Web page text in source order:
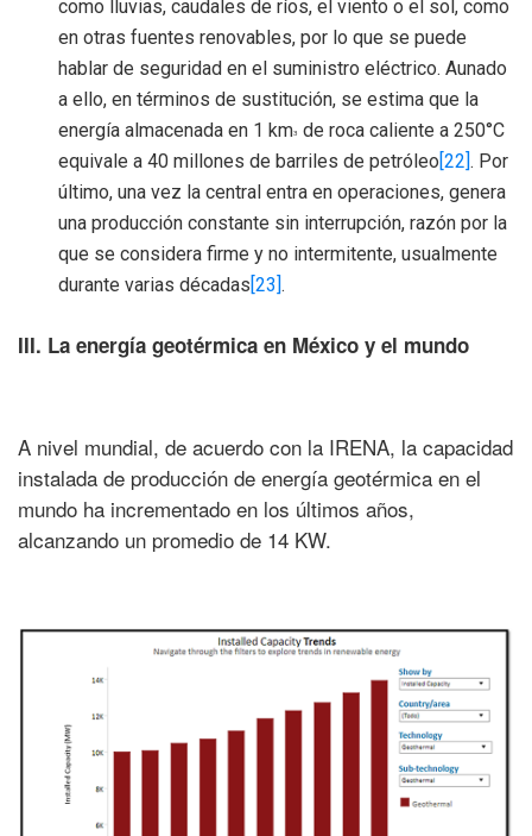
como lluvias, caudales de ríos, el viento o el sol, como
en otras fuentes renovables, por lo que se puede
hablar de seguridad en el suministro eléctrico. Aunado
a ello, en términos de sustitución, se estima que la
energía almacenada en 1 km3
de roca caliente a 250°C
equivale a 40 millones de barriles de petróleo[22]. Por
último, una vez la central entra en operaciones, genera
una producción constante sin interrupción, razón por la
que se considera firme y no intermitente, usualmente
durante varias décadas[23].
III. La energía geotérmica en México y el mundo
A nivel mundial, de acuerdo con la IRENA, la capacidad
instalada de producción de energía geotérmica en el
mundo ha incrementado en los últimos años,
alcanzando un promedio de 14 KW.